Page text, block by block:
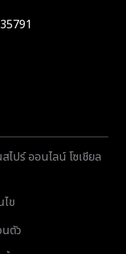
ปร์ ออนไลน์ โซเชียล
ข
ตัว